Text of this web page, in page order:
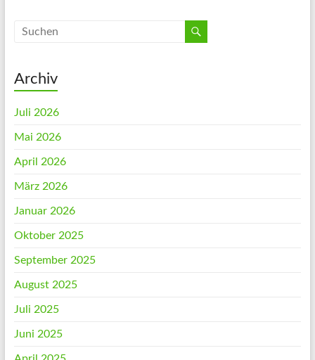
Archiv
Juli 2026
Mai 2026
April 2026
März 2026
Januar 2026
Oktober 2025
September 2025
August 2025
Juli 2025
Juni 2025